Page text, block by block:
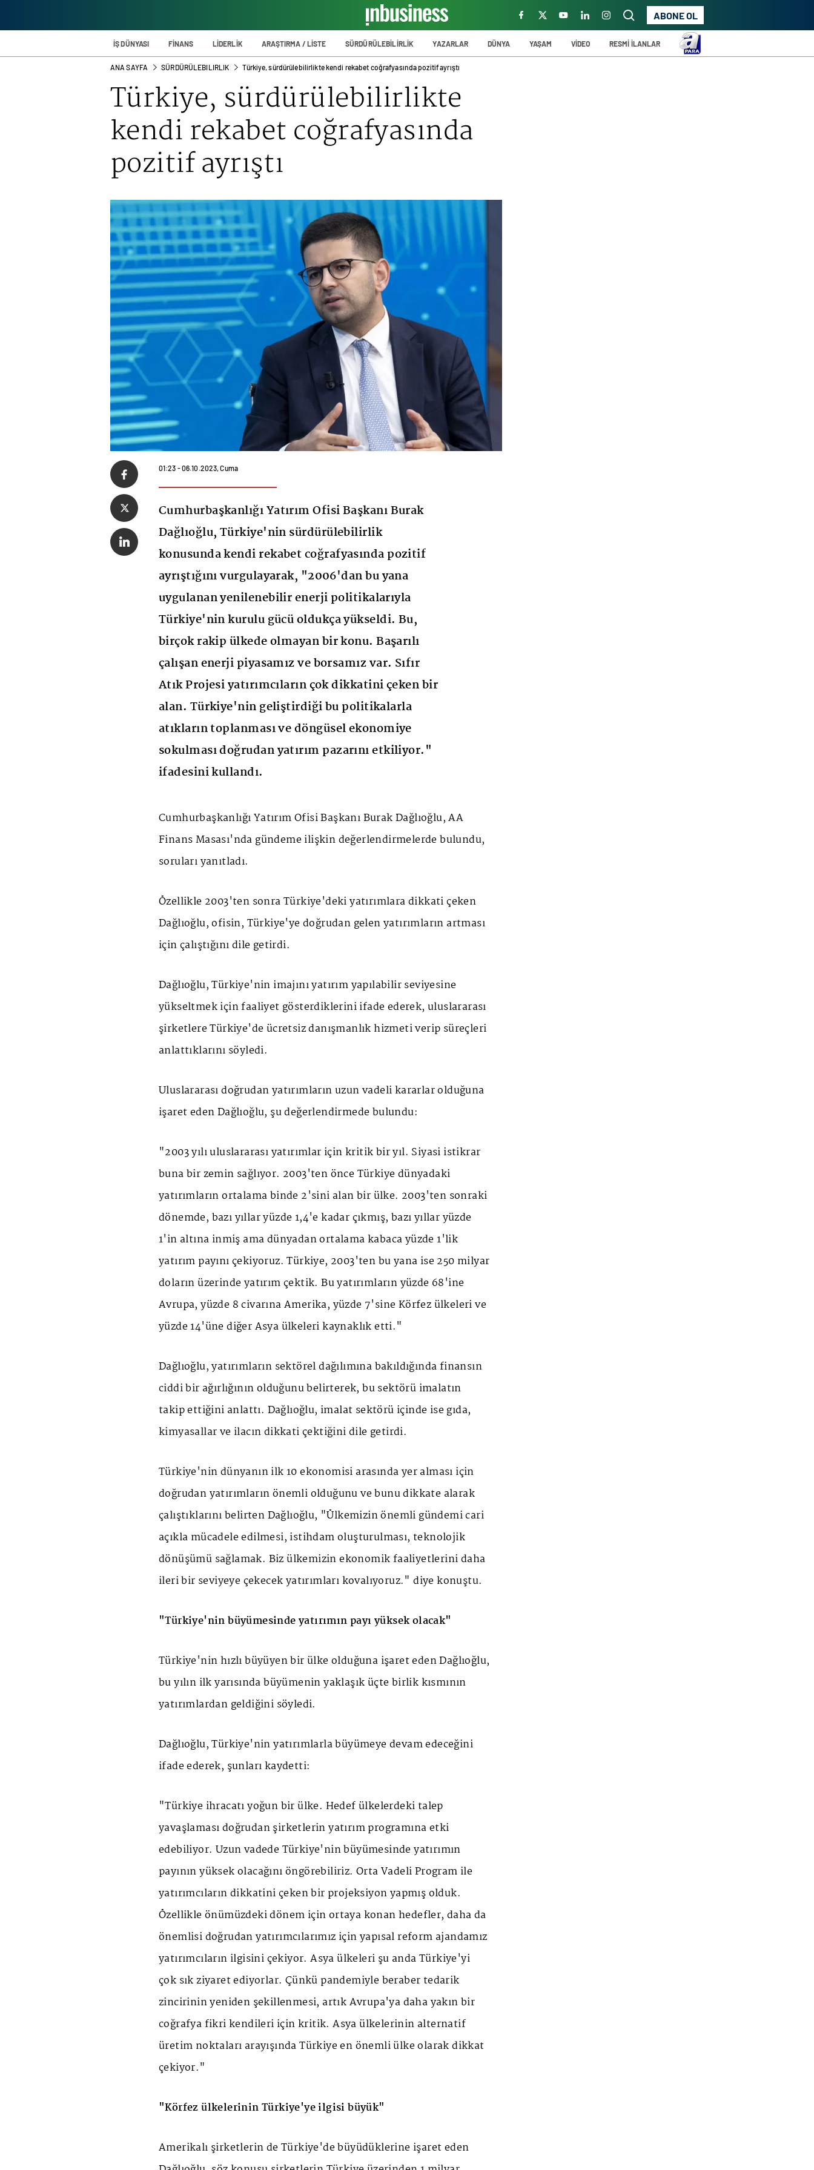
ABONE OL
İŞ DÜNYASI FİNANS LİDERLİK ARAŞTIRMA / LİSTE SÜRDÜRÜLEBİLİRLİK YAZARLAR DÜNYA YAŞAM VİDEO RESMİ İLANLAR
ANA SAYFA SÜRDÜRÜLEBILIRLIK Türkiye, sürdürülebilirlikte kendi rekabet coğrafyasında pozitif ayrıştı
Türkiye, sürdürülebilirlikte
kendi rekabet coğrafyasında
pozitif ayrıştı
01:23 - 06.10.2023, Cuma
Cumhurbaşkanlığı Yatırım Ofisi Başkanı Burak
Dağlıoğlu, Türkiye'nin sürdürülebilirlik
konusunda kendi rekabet coğrafyasında pozitif
ayrıştığını vurgulayarak, "2006'dan bu yana
uygulanan yenilenebilir enerji politikalarıyla
Türkiye'nin kurulu gücü oldukça yükseldi. Bu,
birçok rakip ülkede olmayan bir konu. Başarılı
çalışan enerji piyasamız ve borsamız var. Sıfır
Atık Projesi yatırımcıların çok dikkatini çeken bir
alan. Türkiye'nin geliştirdiği bu politikalarla
atıkların toplanması ve döngüsel ekonomiye
sokulması doğrudan yatırım pazarını etkiliyor."
ifadesini kullandı.
CumhurbaşkanlığıYatırımOfisi Başkanı Burak Dağlıoğlu, AA
Finans Masası'nda gündeme ilişkin değerlendirmelerde bulundu,
soruları yanıtladı.
Özellikle 2003'ten sonra Türkiye'deki yatırımlara dikkati çeken
Dağlıoğlu, ofisin, Türkiye'ye doğrudan gelen yatırımların artması
için çalıştığını dile getirdi.
Dağlıoğlu, Türkiye'nin imajını yatırım yapılabilir seviyesine
yükseltmek için faaliyet gösterdiklerini ifade ederek, uluslararası
şirketlere Türkiye'de ücretsiz danışmanlık hizmeti verip süreçleri
anlattıklarını söyledi.
Uluslararası doğrudan yatırımların uzun vadeli kararlar olduğuna
işaret eden Dağlıoğlu, şu değerlendirmede bulundu:
"2003 yılı uluslararası yatırımlar için kritik bir yıl. Siyasi istikrar
buna bir zemin sağlıyor. 2003'ten önce Türkiye dünyadaki
yatırımların ortalama binde 2'sini alan bir ülke. 2003'ten sonraki
dönemde, bazı yıllar yüzde 1,4'e kadar çıkmış, bazı yıllar yüzde
1'in altına inmiş ama dünyadan ortalama kabaca yüzde 1'lik
yatırım payını çekiyoruz. Türkiye, 2003'ten bu yana ise 250 milyar
doların üzerinde yatırım çektik. Bu yatırımların yüzde 68'ine
Avrupa, yüzde 8 civarına Amerika, yüzde 7'sine Körfez ülkeleri ve
yüzde 14'üne diğer Asya ülkeleri kaynaklık etti."
Dağlıoğlu, yatırımların sektörel dağılımına bakıldığında finansın
ciddi bir ağırlığının olduğunu belirterek, bu sektörü imalatın
takip ettiğini anlattı. Dağlıoğlu, imalat sektörü içinde ise gıda,
kimyasallar ve ilacın dikkati çektiğini dile getirdi.
Türkiye'nin dünyanın ilk 10 ekonomisi arasında yer alması için
doğrudan yatırımların önemli olduğunu ve bunu dikkate alarak
çalıştıklarını belirten Dağlıoğlu, "Ülkemizin önemli gündemi cari
açıkla mücadele edilmesi, istihdam oluşturulması, teknolojik
dönüşümü sağlamak. Biz ülkemizin ekonomik faaliyetlerini daha
ileri bir seviyeye çekecek yatırımları kovalıyoruz." diye konuştu.
"Türkiye'nin büyümesinde yatırımın payı yüksek olacak"
Türkiye'nin hızlı büyüyen bir ülke olduğuna işaret eden Dağlıoğlu,
bu yılın ilk yarısında büyümenin yaklaşık üçte birlik kısmının
yatırımlardan geldiğini söyledi.
Dağlıoğlu, Türkiye'nin yatırımlarla büyümeye devam edeceğini
ifade ederek, şunları kaydetti:
"Türkiye ihracatı yoğun bir ülke. Hedef ülkelerdeki talep
yavaşlaması doğrudan şirketlerin yatırım programına etki
edebiliyor. Uzun vadede Türkiye'nin büyümesinde yatırımın
payının yüksek olacağını öngörebiliriz. Orta Vadeli Program ile
yatırımcıların dikkatini çeken bir projeksiyon yapmış olduk.
Özellikle önümüzdeki dönem için ortaya konan hedefler, daha da
önemlisi doğrudan yatırımcılarımız için yapısal reform ajandamız
yatırımcıların ilgisini çekiyor. Asya ülkeleri şu anda Türkiye'yi
çok sık ziyaret ediyorlar. Çünkü pandemiyle beraber tedarik
zincirinin yeniden şekillenmesi, artık Avrupa'ya daha yakın bir
coğrafya fikri kendileri için kritik. Asya ülkelerinin alternatif
üretim noktaları arayışında Türkiye en önemli ülke olarak dikkat
çekiyor."
"Körfez ülkelerinin Türkiye'ye ilgisi büyük"
Amerikalı şirketlerin de Türkiye'de büyüdüklerine işaret eden